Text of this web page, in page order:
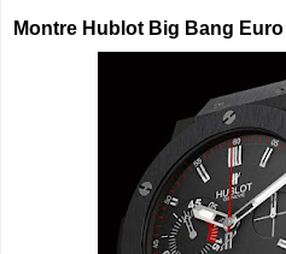
Montre Hublot Big Bang Euro